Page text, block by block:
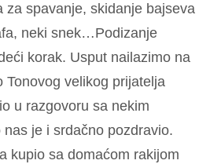
za spavanje, skidanje bajseva
neki snek…Podizanje
korak. Usput nailazimo na
Tonovog velikog prijatelja
u razgovoru sa nekim
je i srdačno pozdravio.
kupio sa domaćom rakijom